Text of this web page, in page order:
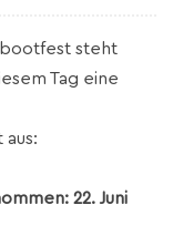
steht
Tag eine
22. Juni